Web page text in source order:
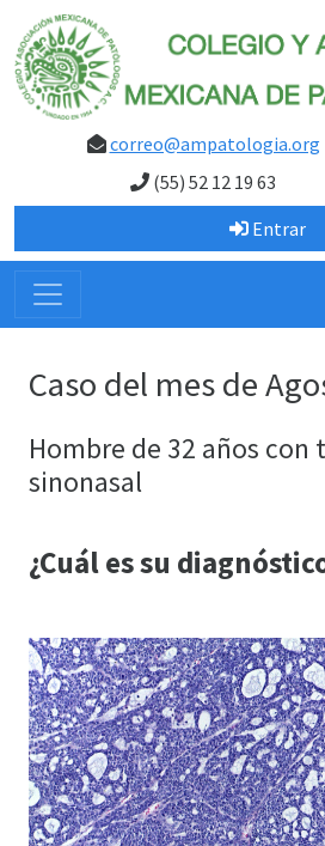
correo@ampatologia.org
(55) 52 12 19 63
Entrar
Caso del mes de
Hombre de 32 años con
sinonasal
¿Cuál es su